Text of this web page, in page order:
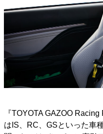
『TOYOTA GAZOO
はIS、RC、GSといった車